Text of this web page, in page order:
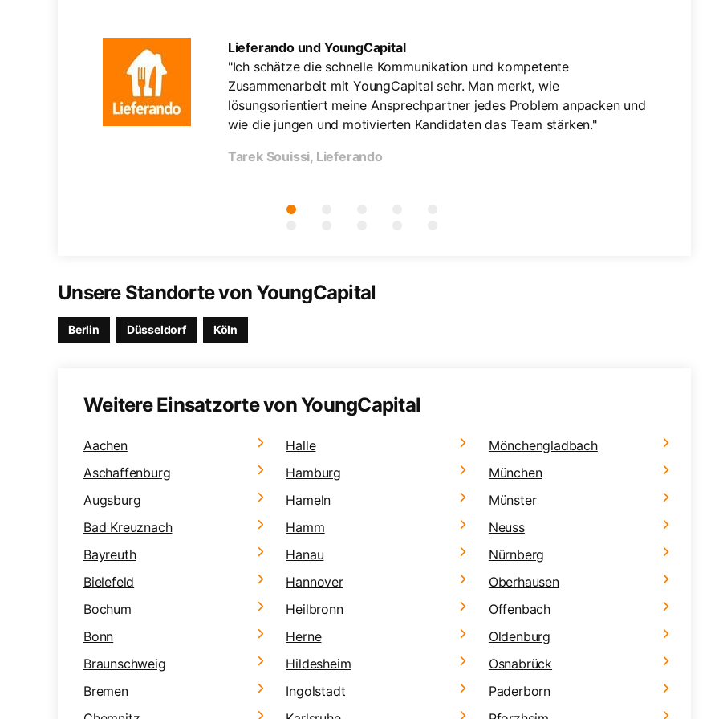
Lieferando und YoungCapital
"Ich schätze die schnelle Kommunikation und kompetente
Zusammenarbeit mit YoungCapital sehr. Man merkt, wie
lösungsorientiert meine Ansprechpartner jedes Problem anpacken und
wie die jungen und motivierten Kandidaten das Team stärken."
Tarek Souissi, Lieferando
Unsere Standorte von YoungCapital
Berlin Düsseldorf Köln
Weitere Einsatzorte von YoungCapital
Aachen
Aschaffenburg
Augsburg
Bad Kreuznach
Bayreuth
Bielefeld
Bochum
Bonn
Braunschweig
Bremen
Halle
Hamburg
Hameln
Hamm
Hanau
Hannover
Heilbronn
Herne
Hildesheim
Ingolstadt
Mönchengladbach
München
Münster
Neuss
Nürnberg
Oberhausen
Offenbach
Oldenburg
Osnabrück
Paderborn